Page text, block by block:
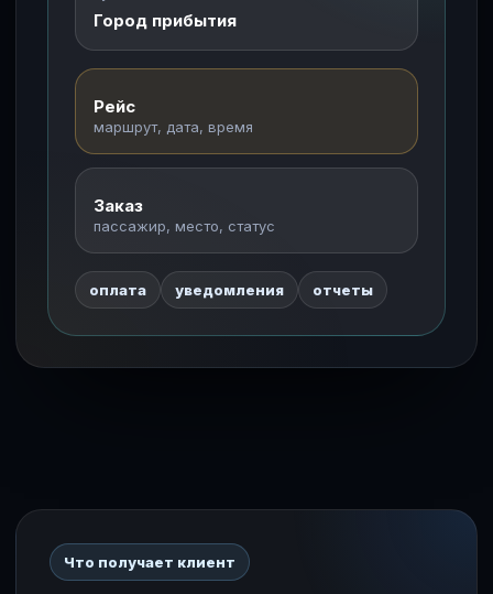
Город прибытия
Рейс
маршрут, дата, время
Заказ
пассажир, место, статус
оплата уведомления отчеты
Что получает клиент